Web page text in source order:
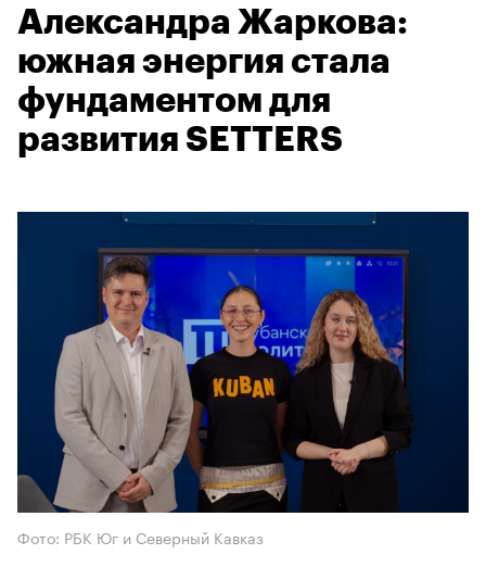
Александра Жаркова:
южная энергия стала
фундаментом для
развития SETTERS
Фото: РБК Юг и Северный Кавказ